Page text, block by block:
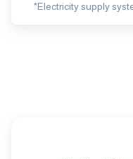
*Electricity supply